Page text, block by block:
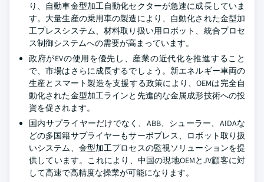
り、自動車金型加工自動化セクターが急速に成長していま
す。大量生産の乗用車の製造により、自動化された金型加
工プレスシステム、材料取り扱い用ロボット、統合プロセ
ス制御システムへの需要が高まっています。
政府がEVの使用を優先し、産業の近代化を推進すること
で、市場はさらに成長するでしょう。新エネルギー車両の
生産とスマート製造を支援する政策により、OEMは完全自
動化された金型加工ラインと先進的な金属成形技術への投
資を促されます。
国内サプライヤーだけでなく、ABB、シューラー、AIDAな
どの多国籍サプライヤーもサーボプレス、ロボット取り扱
いシステム、金型加工プロセスの監視ソリューションを提
供しています。これにより、中国の現地OEMとJV顧客に対
して高速で高精度な操業が可能になります。